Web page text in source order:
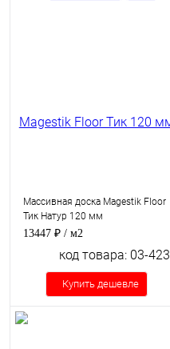
Массивная доска Magestik Floor
Тик Натур 120 мм
13447 ₽ / м2
код товара: 03-423
Купить дешевле